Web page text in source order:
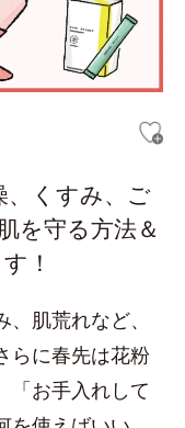
、くすみ、ご
を守る方法＆
！
肌荒れなど、
らに春先は花粉
「お手入れして